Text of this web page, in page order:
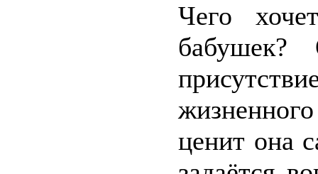
Чего
бабушек?
ценит она